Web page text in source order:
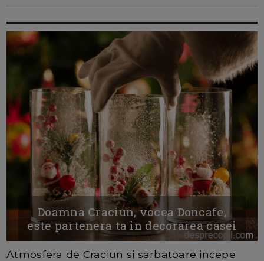
Doamna Craciun, vocea Doncafe,
este partenera ta in decorarea casei
Atmosfera de Craciun si sarbatoare incepe